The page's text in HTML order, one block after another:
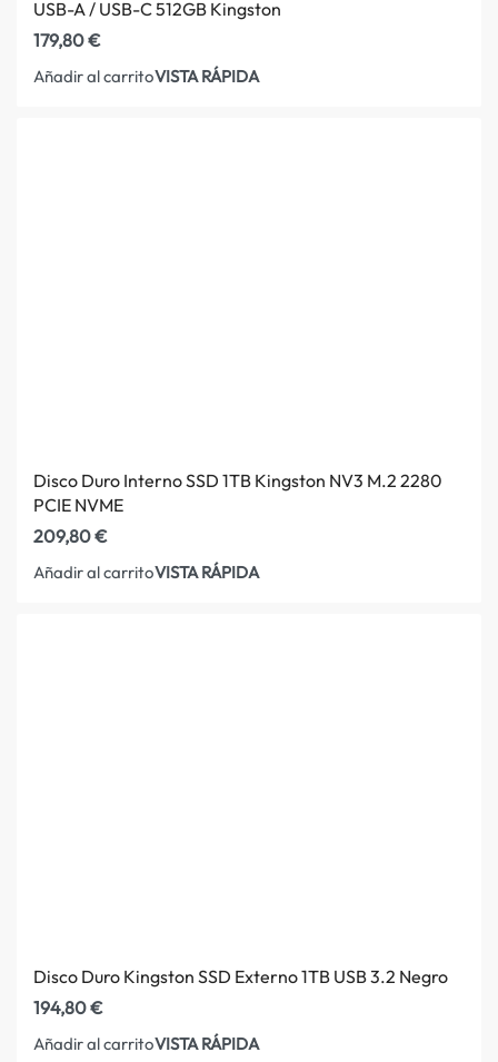
USB-A / USB-C 512GB Kingston
179,80€
Añadir al carritoVISTA RÁPIDA
Disco Duro Interno SSD 1TB Kingston NV3 M.2 2280
PCIE NVME
209,80€
Añadir al carritoVISTA RÁPIDA
Disco Duro Kingston SSD Externo 1TB USB 3.2 Negro
194,80€
Añadir al carritoVISTA RÁPIDA